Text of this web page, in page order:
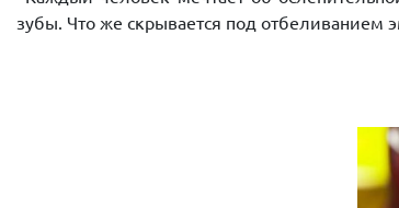
зубы. Что же скрывается под отбеливанием